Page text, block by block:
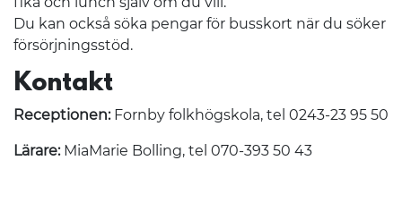
Du kan också söka pengar för busskort när du söker
försörjningsstöd.
Kontakt
Receptionen:Fornby folkhögskola, tel 0243-23 95 50
Lärare:MiaMarie Bolling, tel 070-393 50 43